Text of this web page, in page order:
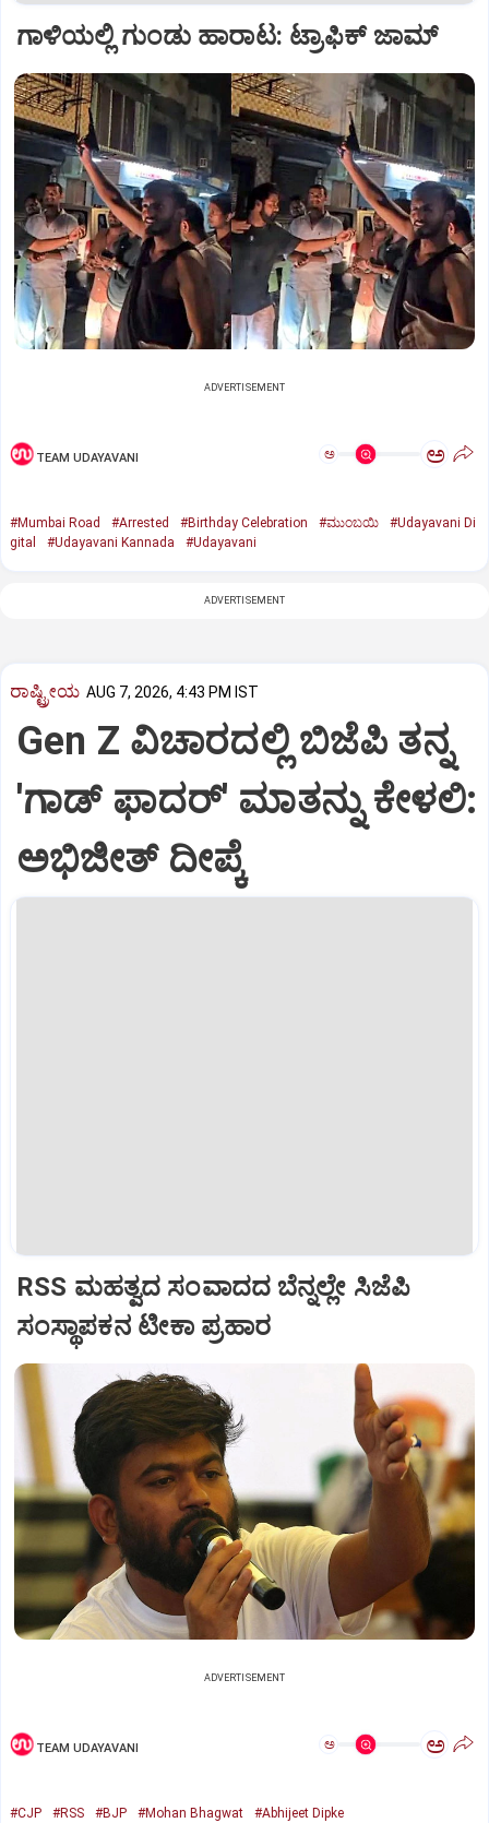
ಗಾಳಿಯಲ್ಲಿ ಗುಂಡು ಹಾರಾಟ: ಟ್ರಾಫಿಕ್‌ ಜಾಮ್
ADVERTISEMENT
TEAM UDAYAVANI ಅ ಅ
#Mumbai Road #Arrested #Birthday Celebration #ಮುಂಬಯಿ
#Udayavani Di
gital
#Udayavani Kannada #Udayavani
ADVERTISEMENT
ರಾಷ್ಟ್ರೀಯ AUG 7, 2026, 4:43 PM IST
Gen Z ವಿಚಾರದಲ್ಲಿ ಬಿಜೆಪಿ ತನ್ನ
'ಗಾಡ್ ಫಾದರ್' ಮಾತನ್ನು ಕೇಳಲಿ:
ಅಭಿಜೀತ್ ದೀಪ್ಕೆ
RSS ಮಹತ್ವದ ಸಂವಾದದ ಬೆನ್ನಲ್ಲೇ ಸಿಜೆಪಿ
ಸಂಸ್ಥಾಪಕನ ಟೀಕಾ ಪ್ರಹಾರ
ADVERTISEMENT
TEAM UDAYAVANI ಅ ಅ
#CJP #RSS #BJP #Mohan Bhagwat #Abhijeet Dipke